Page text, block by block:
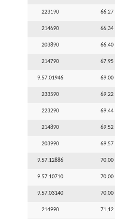
223190 66,27
214690 66,34
203890 66,40
214790 67,95
9.57.01946 69,00
233590 69,22
223290 69,44
214890 69,52
203990 69,57
9.57.12886 70,00
9.57.10710 70,00
9.57.03140 70,00
214990 71,12